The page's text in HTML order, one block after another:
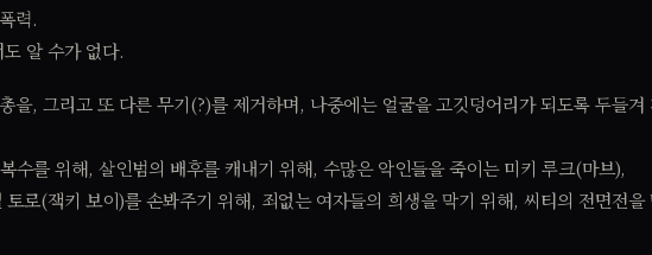
력.
알 수가 없다.
을, 그리고 또 다른 무기(?)를 제거하며, 나중에는 얼굴을 고깃덩어리가 되도록 두들겨
수를 위해, 살인범의 배후를 캐내기 위해, 수많은 악인들을 죽이는 미키 루크(마브),
로(잭키 보이)를 손봐주기 위해, 죄없는 여자들의 희생을 막기 위해, 씨티의 전면전을